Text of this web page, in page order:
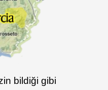
bildiği gibi